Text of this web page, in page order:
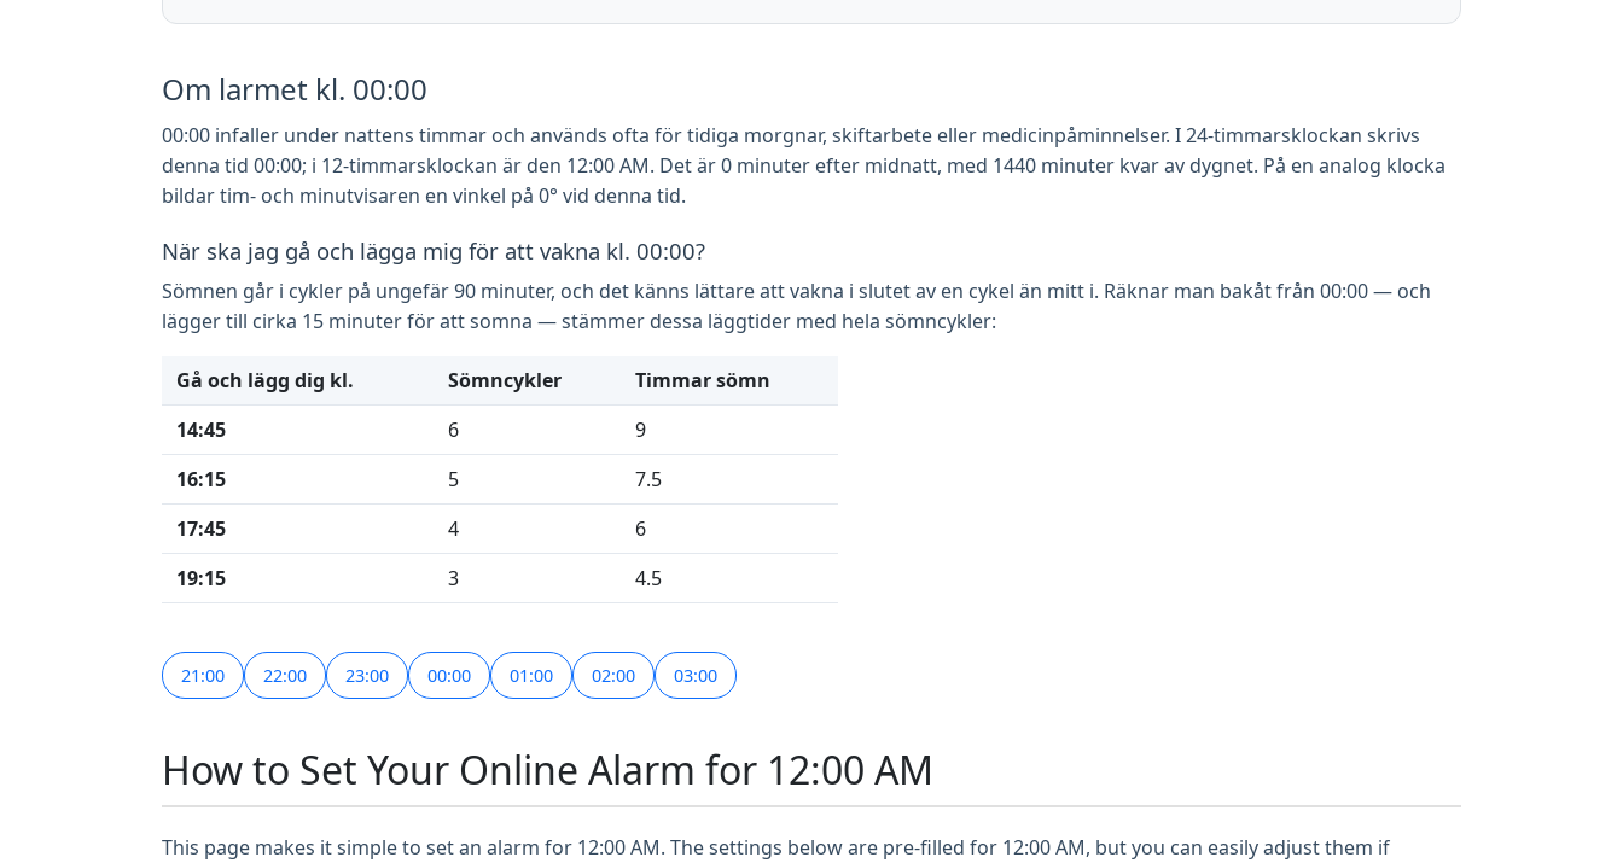
Om larmet kl. 00:00
00:00 infaller under nattens timmar och används ofta för tidiga morgnar, skiftarbete eller medicinpåminnelser. I 24-timmarsklockan skrivs
denna tid 00:00; i 12-timmarsklockan är den 12:00 AM. Det är 0 minuter efter midnatt, med 1440 minuter kvar av dygnet. På en analog klocka
bildar tim- och minutvisaren en vinkel på 0° vid denna tid.
När ska jag gå och lägga mig för att vakna kl. 00:00?
Sömnen går i cykler på ungefär 90 minuter, och det känns lättare att vakna i slutet av en cykel än mitt i. Räknar man bakåt från 00:00 — och
lägger till cirka 15 minuter för att somna — stämmer dessa läggtider med hela sömncykler:
Gå och lägg dig kl. Sömncykler
Timmar sömn
14:45
6
9
16:15
5
7.5
17:45
4
6
19:15
3 4.5
21:00 22:00 23:00 00:00 01:00 02:00 03:00
How to Set Your Online Alarm for 12:00 AM
This page makes it simple to set an alarm for 12:00 AM. The settings below are pre-filled for 12:00 AM, but you can easily adjust them if